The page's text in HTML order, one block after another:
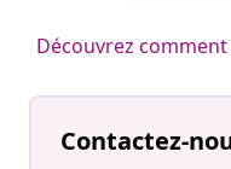
Découvrez
Contactez-